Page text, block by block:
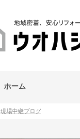
ホーム
現場中継ブログ